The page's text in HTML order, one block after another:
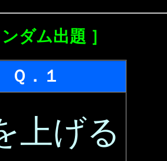
ンダム出題 ］
Ｑ．１
上げる